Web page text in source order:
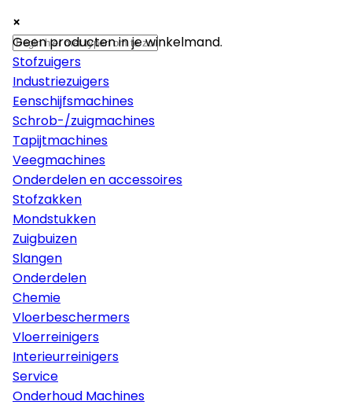
×
Machines
Stofzuigers
Industriezuigers
Eenschijfsmachines
Schrob-/zuigmachines
Tapijtmachines
Veegmachines
Onderdelen en accessoires
Stofzakken
Mondstukken
Zuigbuizen
Slangen
Onderdelen
Chemie
Vloerbeschermers
Vloerreinigers
Interieurreinigers
Service
Onderhoud Machines
×
×
Geen producten in je winkelmand.